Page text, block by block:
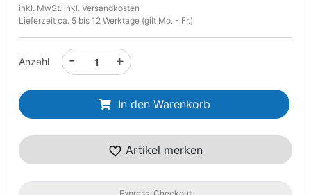
inkl. MwSt. inkl. Versandkosten
Lieferzeit ca. 5 bis 12 Werktage (gilt Mo. - Fr.)
Anzahl +
-
In den Warenkorb
Artikel merken